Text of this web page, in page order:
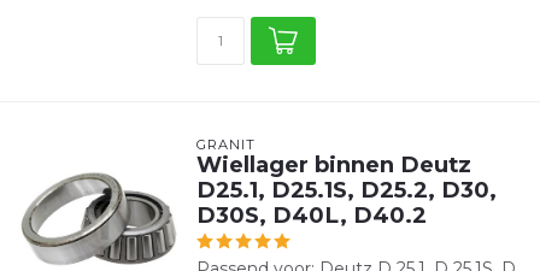
GRANIT
Wiellager binnen Deutz
D25.1, D25.1S, D25.2, D30,
D30S, D40L, D40.2